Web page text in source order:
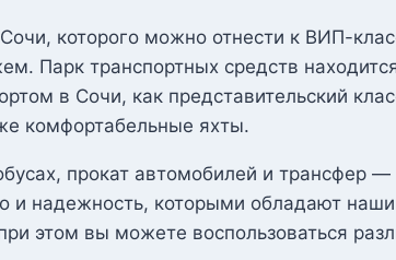
которого можно отнести к ВИП-
Парк транспортных средств
в Сочи, как представительский
комфортабельные яхты.
прокат автомобилей и трансфер
и надежность, которыми обладают
этом вы можете воспользоваться